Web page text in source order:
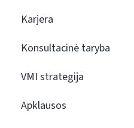
Karjera
Konsultacinė taryba
VMI strategija
Apklausos